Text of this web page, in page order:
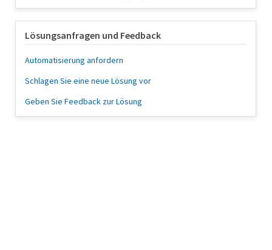
Lösungsanfragen und Feedback
Automatisierung anfordern
Schlagen Sie eine neue Lösung vor
Geben Sie Feedback zur Lösung